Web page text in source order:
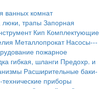
ванных комнат
трапы Запорная
Кип Комплектующие
Металлопрокат Насосы---
пожарное
гибкая, шланги Предохр. и
Расширительные баки-
приборы